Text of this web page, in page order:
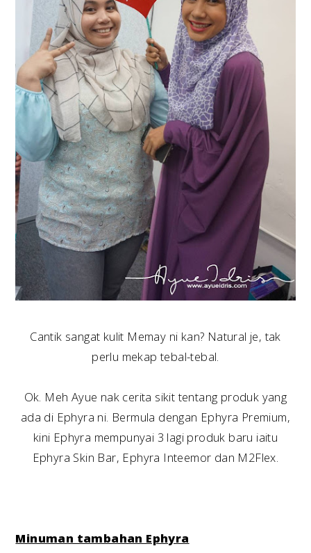
Cantik sangat kulit Memay ni kan? Natural je, tak
perlu mekap tebal-tebal.
Ok. Meh Ayue nak cerita sikit tentang produk yang
ada di Ephyra ni. Bermula dengan Ephyra Premium,
kini Ephyra mempunyai 3 lagi produk baru iaitu
Ephyra Skin Bar, Ephyra Inteemor dan M2Flex.
Minuman tambahan Ephyra